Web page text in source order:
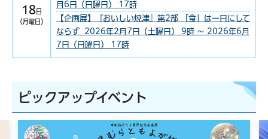
18 日
（月曜日）
月6日（日曜日） 17時
【企画展】『おいしい焼津』第2部 「食」は一日にして
ならず 2026年2月7日（土曜日） 9時 ～ 2026年6月
7日（日曜日） 17時
ピックアップイベント